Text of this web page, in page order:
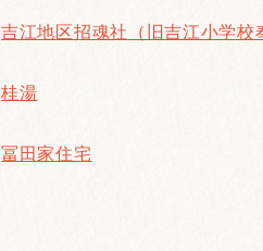
吉江地区招魂社（旧吉江小学校
桂湯
冨田家住宅